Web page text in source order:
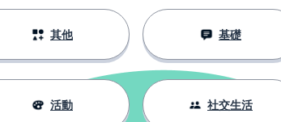
其他 基礎
活動 社交生活